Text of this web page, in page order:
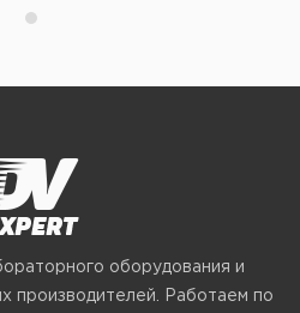
оборудования и
производителей. Работаем по